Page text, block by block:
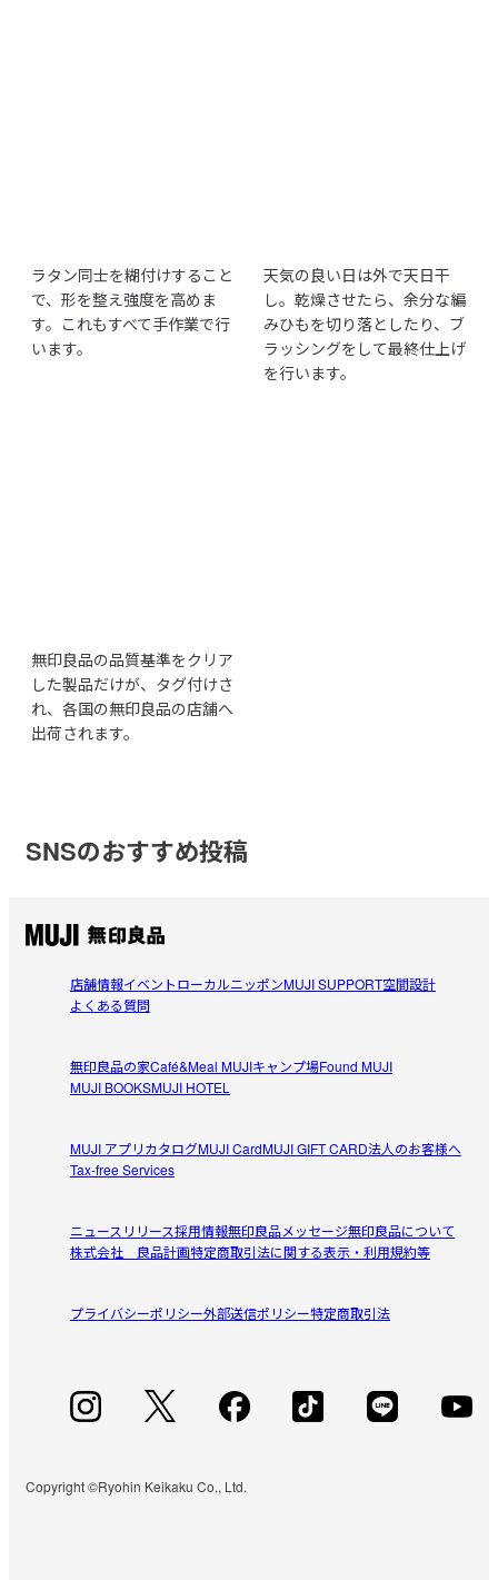
ラタン同士を糊付けすること
で、形を整え強度を高めま
す。これもすべて手作業で行
います。
天気の良い日は外で天日干
し。乾燥させたら、余分な編
みひもを切り落としたり、ブ
ラッシングをして最終仕上げ
を行います。
無印良品の品質基準をクリア
した製品だけが、タグ付けさ
れ、各国の無印良品の店舗へ
出荷されます。
SNSのおすすめ投稿
店舗情報イベントローカルニッポンMUJI SUPPORT空間設計
よくある質問
無印良品の家Café&Meal MUJIキャンプ場Found MUJI
MUJI BOOKSMUJI HOTEL
MUJI アプリカタログMUJI CardMUJI GIFT CARD法人のお客様へ
Tax-free Services
ニュースリリース採用情報無印良品メッセージ無印良品について
株式会社 良品計画特定商取引法に関する表示・利用規約等
プライバシーポリシー外部送信ポリシー特定商取引法
Copyright ©Ryohin Keikaku Co., Ltd.